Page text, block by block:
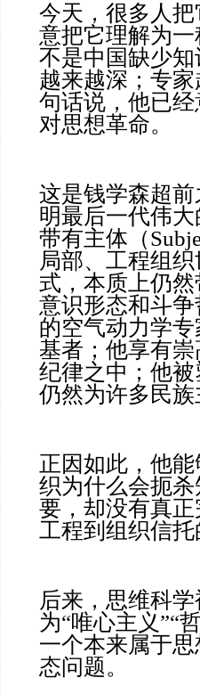
今天，很多人
意把它理解为
不是中国缺少
越来越深；专
句话说，他已
对思想革命。
这是钱学森超
明最后一代伟
带有主体（
局部、工程组
式，本质上仍
意识形态和斗
的空气动力学
基者；他享有
纪律之中；他
仍然为许多民族
正因如此，他
织为什么会扼
要，却没有真
工程到组织信托
后来，思维科
为“唯心主义”“
一个本来属于
态问题。